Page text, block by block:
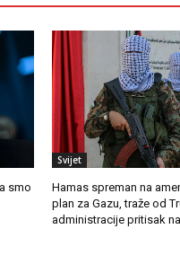
smo
Svijet
Hamas spreman na
plan za Gazu, traže od
administracije pritisak